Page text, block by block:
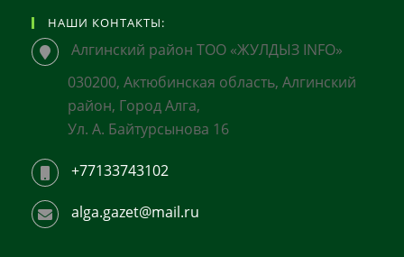
НАШИ КОНТАКТЫ:
Алгинский район ТОО «ЖУЛДЫЗ INFO»
030200, Актюбинская область, Алгинский
район, Город Алга,
Ул. А. Байтурсынова 16
+77133743102
alga.gazet@mail.ru